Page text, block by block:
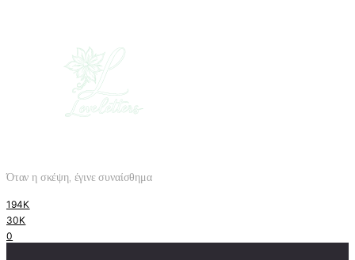
Όταν η σκέψη, έγινε συναίσθημα
194K
30K
0